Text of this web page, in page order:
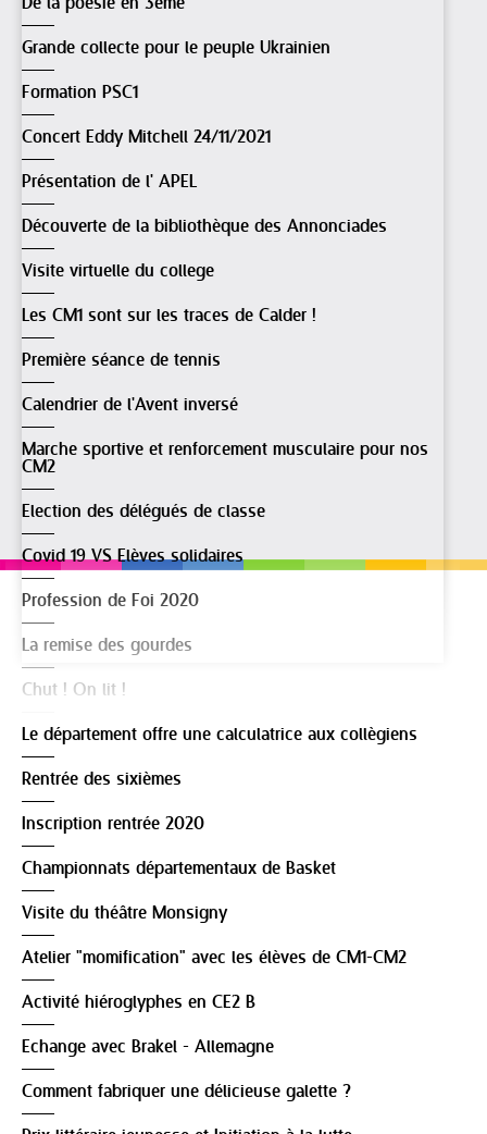
Grande collecte pour le peuple Ukrainien
Formation PSC1
Concert Eddy Mitchell 24/11/2021
Présentation de l' APEL
Découverte de la bibliothèque des Annonciades
Visite virtuelle du college
Les CM1 sont sur les traces de Calder !
Première séance de tennis
Calendrier de l'Avent inversé
Marche sportive et renforcement musculaire pour nos
CM2
Election des délégués de classe
Covid 19 VS Elèves solidaires
Profession de Foi 2020
La remise des gourdes
Chut ! On lit !
Le département offre une calculatrice aux collègiens
Rentrée des sixièmes
Inscription rentrée 2020
Championnats départementaux de Basket
Visite du théâtre Monsigny
Atelier "momification" avec les élèves de CM1-CM2
Activité hiéroglyphes en CE2 B
Echange avec Brakel - Allemagne
Comment fabriquer une délicieuse galette ?